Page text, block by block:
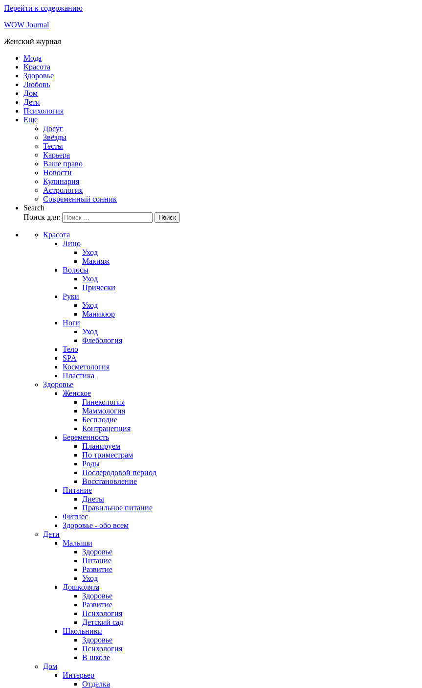
Перейти к содержанию
WOW Journal
Женский журнал
Мода
Красота
Здоровье
Любовь
Дом
Дети
Психология
Еще
Досуг
Звёзды
Тесты
Карьера
Ваше право
Новости
Кулинария
Астрология
Современный сонник
Search
Поиск для:
Поиск
Красота
Лицо
Уход
Макияж
Волосы
Уход
Прически
Руки
Уход
Маникюр
Ноги
Уход
Флебология
Тело
SPA
Косметология
Пластика
Здоровье
Женское
Гинекология
Маммология
Бесплодие
Контрацепция
Беременность
Планируем
По триместрам
Роды
Послеродовой период
Восстановление
Питание
Диеты
Правильное питание
Фитнес
Здоровье - обо всем
Дети
Малыши
Здоровье
Питание
Развитие
Уход
Дошколята
Здоровье
Развитие
Психология
Детский сад
Школьники
Здоровье
Психология
В школе
Дом
Интерьер
Отделка